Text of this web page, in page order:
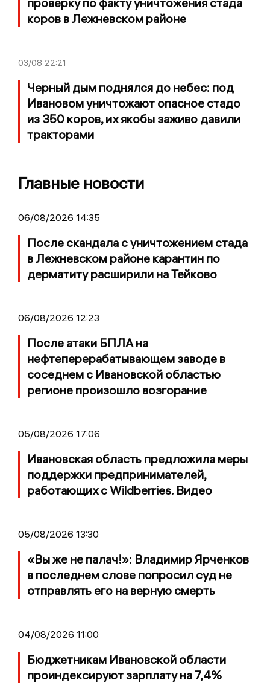
коров в Лежневском районе
03/08 22:21
Черный дым поднялся до небес: под
Ивановом уничтожают опасное стадо
из 350 коров, их якобы заживо давили
тракторами
Главные новости
06/08/2026 14:35
После скандала с уничтожением стада
в Лежневском районе карантин по
дерматиту расширили на Тейково
06/08/2026 12:23
После атаки БПЛА на
нефтеперерабатывающем заводе в
соседнем с Ивановской областью
регионе произошло возгорание
05/08/2026 17:06
Ивановская область предложила меры
поддержки предпринимателей,
работающих с Wildberries. Видео
05/08/2026 13:30
«Вы же не палач!»: Владимир Ярченков
в последнем слове попросил суд не
отправлять его на верную смерть
04/08/2026 11:00
Бюджетникам Ивановской области
проиндексируют зарплату на 7,4%